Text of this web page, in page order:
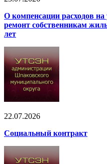
О компенсации расходов
ремонт собственникам
лет
22.07.2026
Социальный контракт